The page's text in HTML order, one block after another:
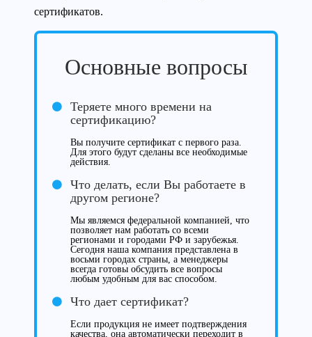
сертификатов.
Основные вопросы
Теряете много времени на
сертификацию?
Вы получите сертификат с первого раза.
Для этого будут сделаны все необходимые
действия.
Что делать, если Вы работаете в
другом регионе?
Мы являемся федеральной компанией, что
позволяет нам работать со всеми
регионами и городами РФ и зарубежья.
Сегодня наша компания представлена в
восьми городах страны, а менеджеры
всегда готовы обсудить все вопросы
любым удобным для вас способом.
Что дает сертификат?
Если продукция не имеет подтверждения
качества, она автоматически переходит в